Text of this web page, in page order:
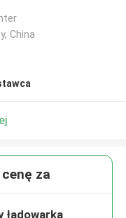
China
za
ładowarka